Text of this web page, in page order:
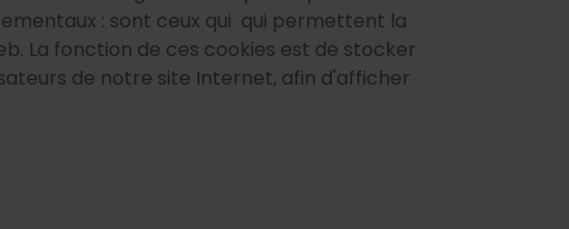
: sont ceux qui qui permettent la
La fonction de ces cookies est de stocker
de notre site Internet, afin d'afficher